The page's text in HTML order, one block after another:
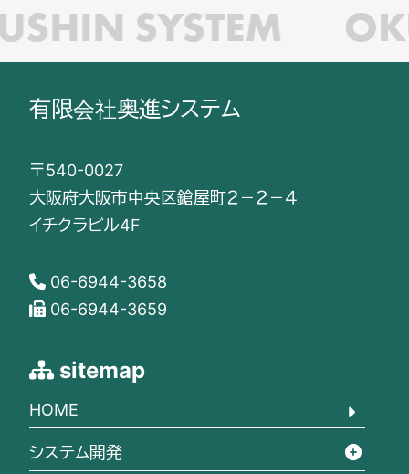
SYSTEM
有限会社奥進システム
〒540-0027
大阪府大阪市中央区鎗屋町２－２－４
イチクラビル4F
06-6944-3658
06-6944-3659
sitemap
HOME
システム開発